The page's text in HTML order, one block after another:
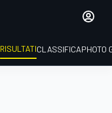
RISULTATICLASSIFICAPHOTO